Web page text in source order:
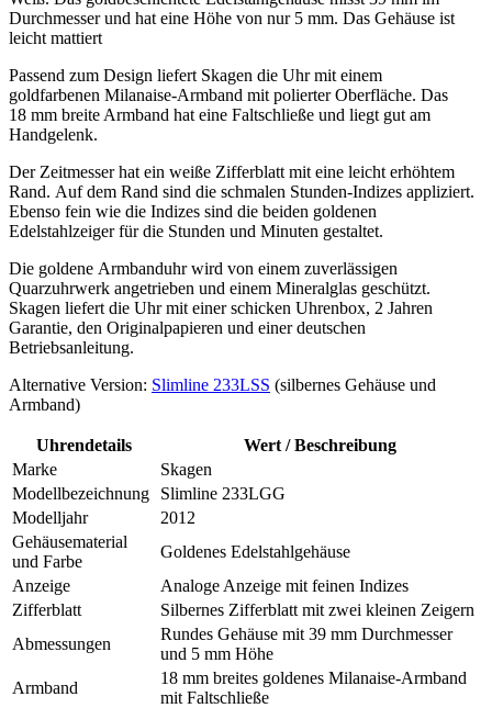
Durchmesser und hat eine Höhe von nur 5 mm. Das Gehäuse ist
leicht mattiert
Passend zum Design liefert Skagen die Uhr mit einem
goldfarbenen Milanaise-Armband mit polierter Oberfläche. Das
18 mm breite Armband hat eine Faltschließe und liegt gut am
Handgelenk.
Der Zeitmesser hat ein weiße Zifferblatt mit eine leicht erhöhtem
Rand. Auf dem Rand sind die schmalen Stunden-Indizes appliziert.
Ebenso fein wie die Indizes sind die beiden goldenen
Edelstahlzeiger für die Stunden und Minuten gestaltet.
Die goldene Armbanduhr wird von einem zuverlässigen
Quarzuhrwerk angetrieben und einem Mineralglas geschützt.
Skagen liefert die Uhr mit einer schicken Uhrenbox, 2 Jahren
Garantie, den Originalpapieren und einer deutschen
Betriebsanleitung.
Alternative Version: Slimline 233LSS (silbernes Gehäuse und
Armband)
Uhrendetails
Wert / Beschreibung
Marke
Skagen
Modellbezeichnung
Slimline 233LGG
Modelljahr
2012
Gehäusematerial
und Farbe
Goldenes Edelstahlgehäuse
Anzeige
Analoge Anzeige mit feinen Indizes
Zifferblatt
Silbernes Zifferblatt mit zwei kleinen Zeigern
Abmessungen
Rundes Gehäuse mit 39 mm Durchmesser
und 5 mm Höhe
Armband
18 mm breites goldenes Milanaise-Armband
mit Faltschließe